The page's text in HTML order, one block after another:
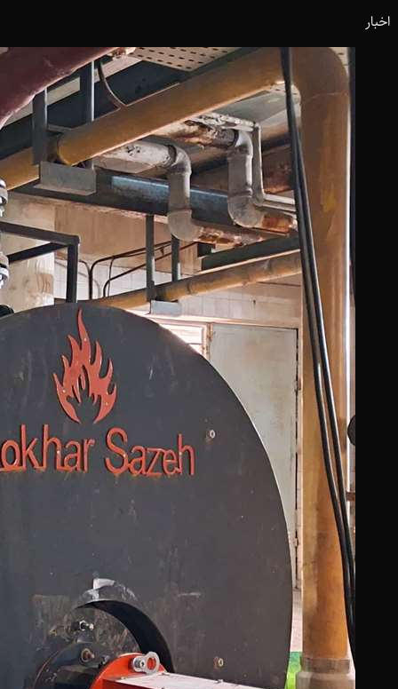
اخبار